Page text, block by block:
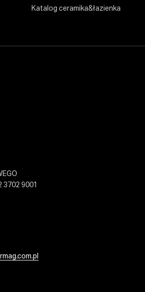
Katalog ceramika&łazienka
3702 9001